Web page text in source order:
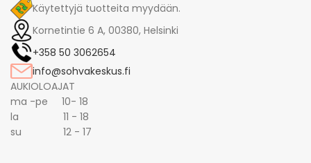
Käytettyjä tuotteita myydään.
Kornetintie 6 A, 00380, Helsinki
+358 50 3062654
info@sohvakeskus.fi
AUKIOLOAJAT
ma -pe 10- 18
la 11 - 18
su 12 - 17